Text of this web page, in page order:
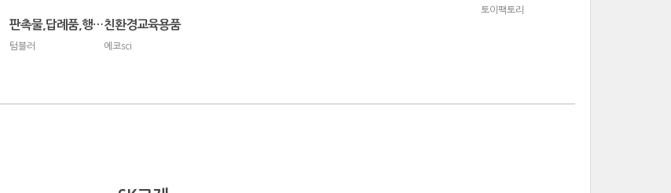
토이팩토리
판촉물,답례품,행사용품
텀블러
친환경교육용품
에코sci